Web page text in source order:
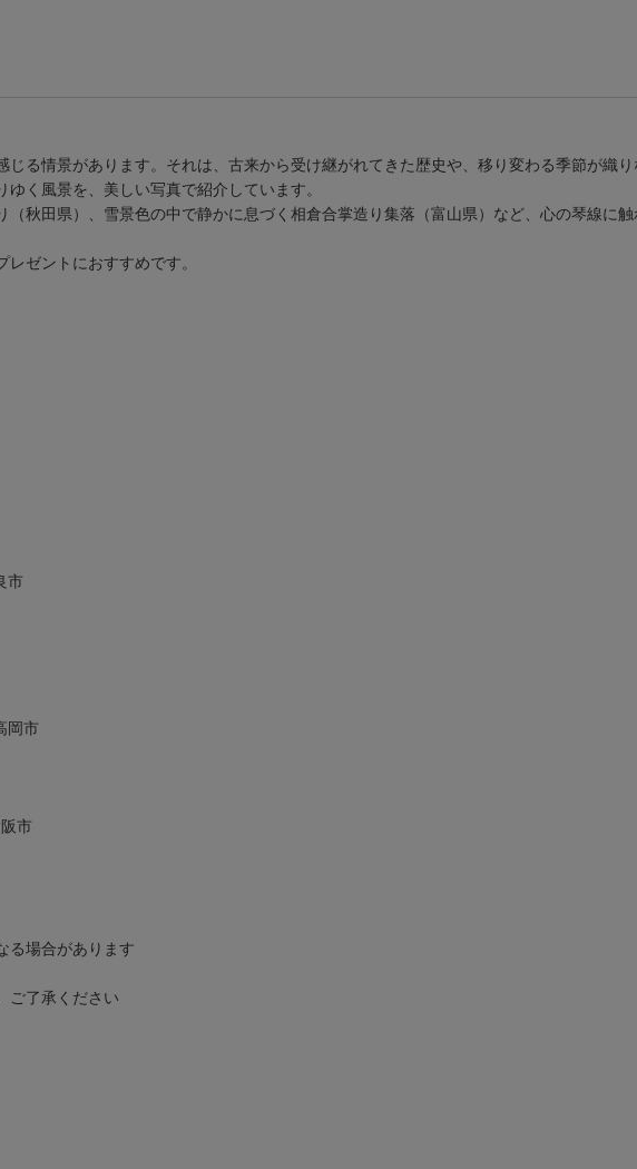
る情景があります。それは、古来から受け継がれてきた歴史や、移り変わる季節が織り
く風景を、美しい写真で紹介しています。
秋田県）、雪景色の中で静かに息づく相倉合掌造り集落（富山県）など、心の琴線に
ゼントにおすすめです。
市
岡市
市
る場合があります
ご了承ください